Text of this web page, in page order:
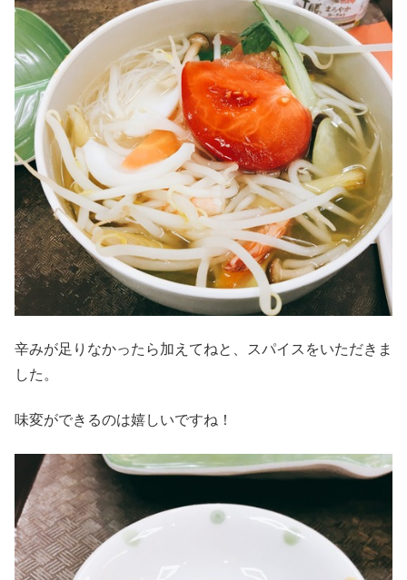
辛みが足りなかったら加えてねと、スパイスをいただきま
した。
味変ができるのは嬉しいですね！